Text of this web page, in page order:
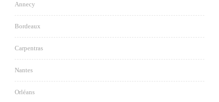
Annecy
Bordeaux
Carpentras
Nantes
Orléans